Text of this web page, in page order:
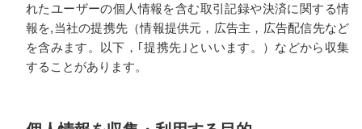
れたユーザーの個人情報を含む取引記録や決済に関する情
報を,当社の提携先（情報提供元，広告主，広告配信先など
を含みます。以下，｢提携先｣といいます。）などから収集
することがあります。